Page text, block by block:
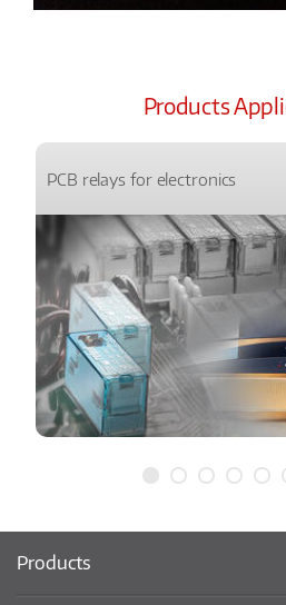
Products
PCB relays for electronics
Products